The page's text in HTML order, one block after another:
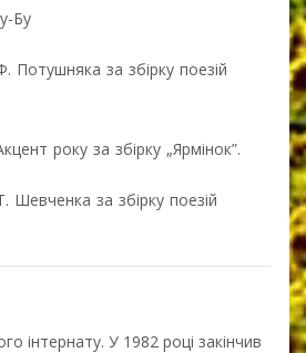
Бу
Потушняка за збірку поезій
року за збірку „Ярмінок”.
Шевченка за збірку поезій
інтернату. У 1982 році закінчив